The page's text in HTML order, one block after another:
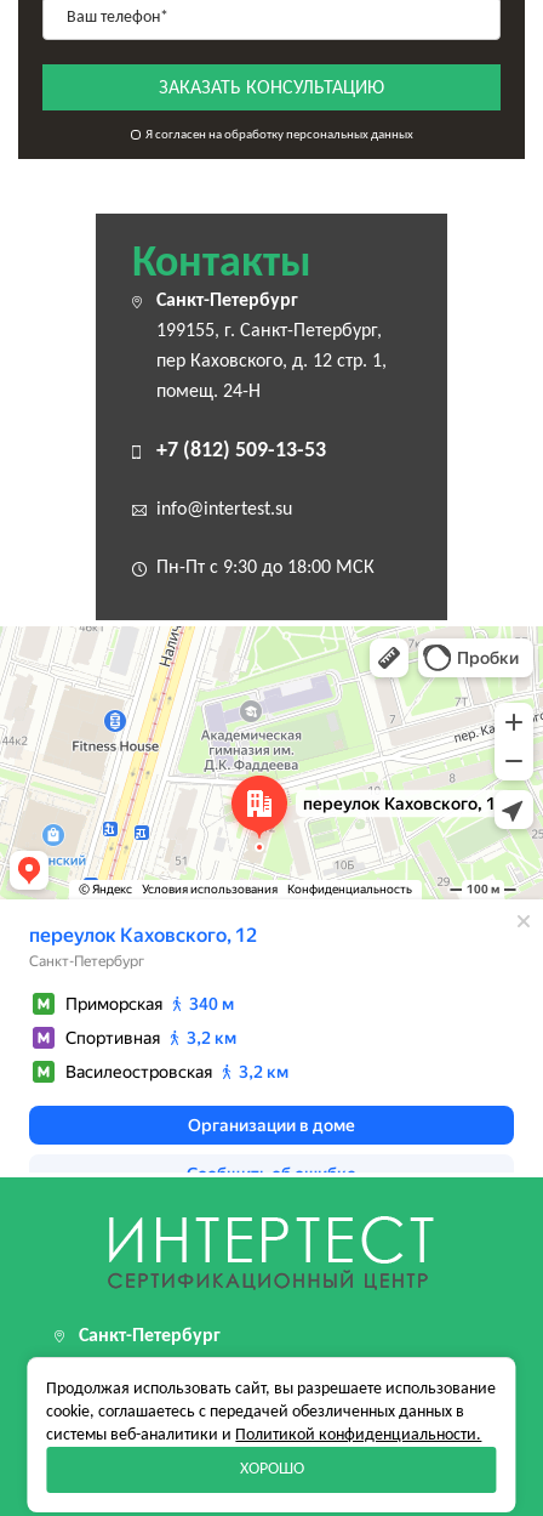
ЗАКАЗАТЬ КОНСУЛЬТАЦИЮ
Я согласен на обработку персональных данных
Санкт‑Петербург
Переулок Каховского, 12 — Яндекс Карты
Контакты
Санкт-Петербург
199155, г. Санкт-Петербург,
пер Каховского, д. 12 стр. 1,
помещ. 24-Н
+7 (812) 509-13-53
info@intertest.su
Пн-Пт с 9:30 до 18:00 МСК
Санкт-Петербург
стр. 1, помещ. 24-Н
+7 (812) 509-13-53
info@intertest.su
Продолжая использовать сайт, вы разрешаете использование
cookie, соглашаетесь с передачей обезличенных данных в
системы веб-аналитики и Политикой конфиденциальности.
ХОРОШО